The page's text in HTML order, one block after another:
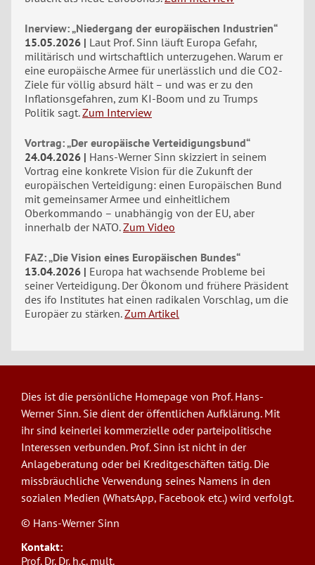
Inerview: „Niedergang der europäischen Industrien“
15.05.2026
Laut Prof. Sinn läuft Europa Gefahr,
militärisch und wirtschaftlich unterzugehen. Warum er
eine europäische Armee für unerlässlich und die CO2-
Ziele für völlig absurd hält – und was er zu den
Inflationsgefahren, zum KI-Boom und zu Trumps
Politik sagt. Zum Interview
Vortrag: „Der europäische Verteidigungsbund“
24.04.2026
Hans-Werner Sinn skizziert in seinem
Vortrag eine konkrete Vision für die Zukunft der
europäischen Verteidigung: einen Europäischen Bund
mit gemeinsamer Armee und einheitlichem
Oberkommando – unabhängig von der EU, aber
innerhalb der NATO. Zum Video
FAZ: „Die Vision eines Europäischen Bundes“
13.04.2026
Europa hat wachsende Probleme bei
seiner Verteidigung. Der Ökonom und frühere Präsident
des ifo Institutes hat einen radikalen Vorschlag, um die
Europäer zu stärken. Zum Artikel
Dies ist die persönliche Homepage von Prof. Hans-
Werner Sinn. Sie dient der öffentlichen Aufklärung. Mit
ihr sind keinerlei kommerzielle oder parteipolitische
Interessen verbunden. Prof. Sinn ist nicht in der
Anlageberatung oder bei Kreditgeschäften tätig. Die
missbräuchliche Verwendung seines Namens in den
sozialen Medien (WhatsApp, Facebook etc.) wird verfolgt.
© Hans-Werner Sinn
Kontakt:
Prof. Dr. Dr. h.c. mult.